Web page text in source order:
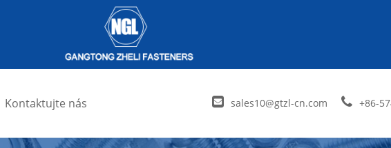
Kontaktujte nás sales10@gtzl-cn.com +86-